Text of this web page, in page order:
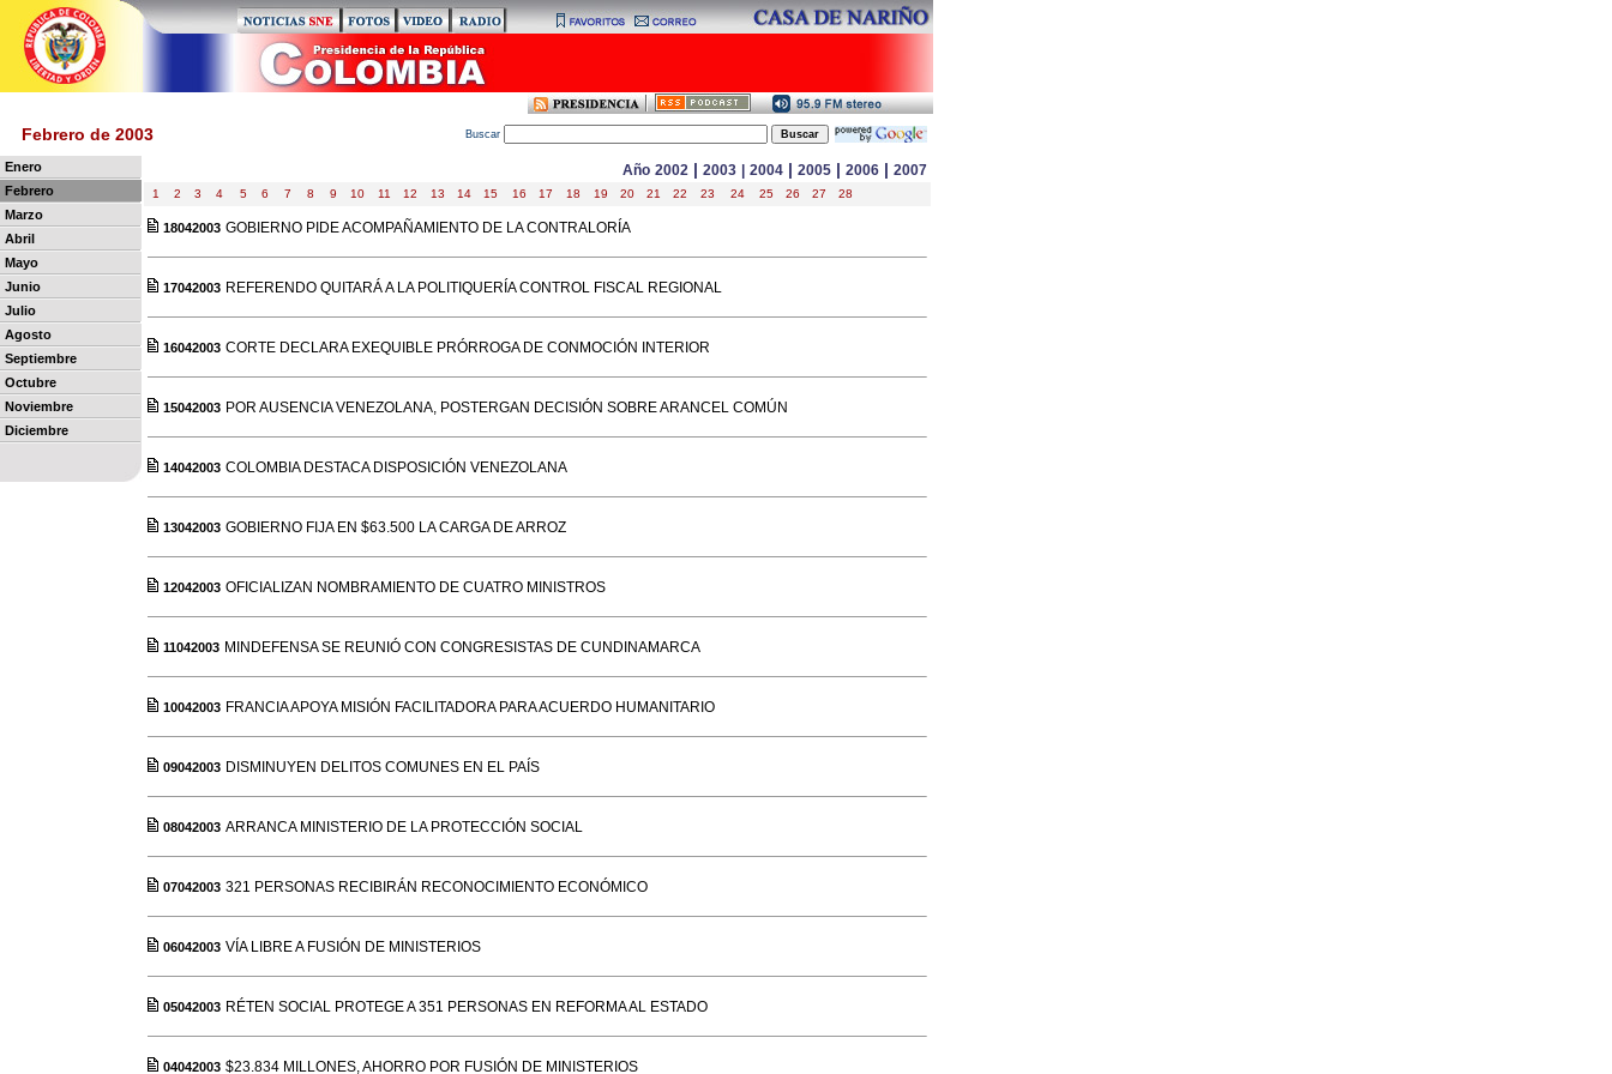
Febrero de 2003 Buscar
Enero
Febrero
Marzo
Abril
Mayo
Junio
Julio
Agosto
Septiembre
Octubre
Noviembre
Diciembre
Año 2002 | 2003 2004 | 2005 | 2006 | 2007
1 2 3 4 5 6 7 8 9 10 11 12 13 14 15 16 17 18 19 20 21 22 23 24 25 26 27 28
18042003 GOBIERNO PIDE ACOMPAÑAMIENTO DE LA CONTRALORÍA
17042003 REFERENDO QUITARÁ A LA POLITIQUERÍA CONTROL FISCAL REGIONAL
16042003 CORTE DECLARA EXEQUIBLE PRÓRROGA DE CONMOCIÓN INTERIOR
15042003 POR AUSENCIA VENEZOLANA, POSTERGAN DECISIÓN SOBRE ARANCEL COMÚN
14042003 COLOMBIA DESTACA DISPOSICIÓN VENEZOLANA
13042003 GOBIERNO FIJA EN $63.500 LA CARGA DE ARROZ
12042003 OFICIALIZAN NOMBRAMIENTO DE CUATRO MINISTROS
11042003 MINDEFENSA SE REUNIÓ CON CONGRESISTAS DE CUNDINAMARCA
10042003 FRANCIA APOYA MISIÓN FACILITADORA PARA ACUERDO HUMANITARIO
09042003 DISMINUYEN DELITOS COMUNES EN EL PAÍS
08042003 ARRANCA MINISTERIO DE LA PROTECCIÓN SOCIAL
07042003 321 PERSONAS RECIBIRÁN RECONOCIMIENTO ECONÓMICO
06042003 VÍA LIBRE A FUSIÓN DE MINISTERIOS
05042003 RÉTEN SOCIAL PROTEGE A 351 PERSONAS EN REFORMA AL ESTADO
04042003 $23.834 MILLONES, AHORRO POR FUSIÓN DE MINISTERIOS